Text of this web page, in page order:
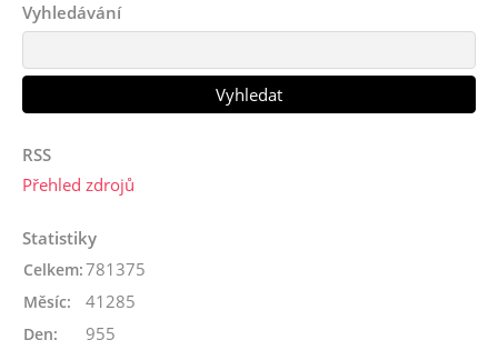
Vyhledávání
RSS
Přehled zdrojů
Statistiky
Celkem:781375
Měsíc: 41285
Den: 955